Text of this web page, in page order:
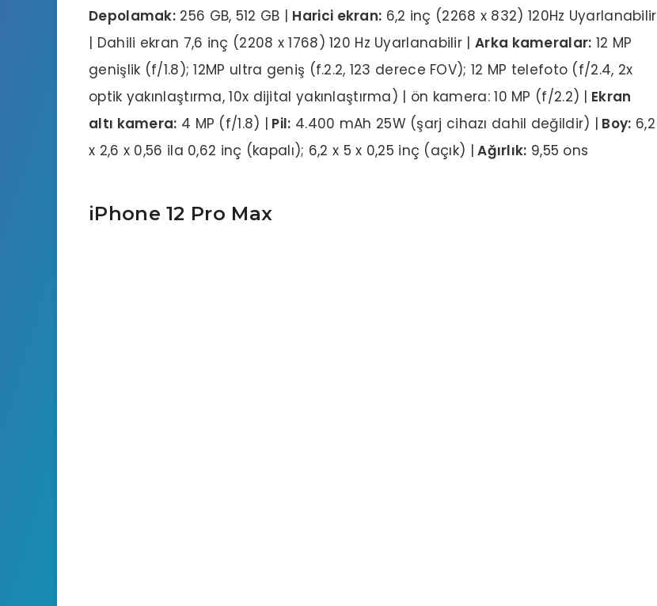
Depolamak: 256 GB, 512 GB | Harici ekran: 6,2 inç (2268 x 832) 120Hz Uyarlanabilir
| Dahili ekran 7,6 inç (2208 x 1768) 120 Hz Uyarlanabilir | Arka kameralar: 12 MP
genişlik (f/1.8); 12MP ultra geniş (f.2.2, 123 derece FOV); 12 MP telefoto (f/2.4, 2x
optik yakınlaştırma, 10x dijital yakınlaştırma) | ön kamera: 10 MP (f/2.2) | Ekran
altı kamera: 4 MP (f/1.8) | Pil: 4.400 mAh 25W (şarj cihazı dahil değildir) | Boy: 6,2
x 2,6 x 0,56 ila 0,62 inç (kapalı); 6,2 x 5 x 0,25 inç (açık) | Ağırlık: 9,55 ons
iPhone 12 Pro Max